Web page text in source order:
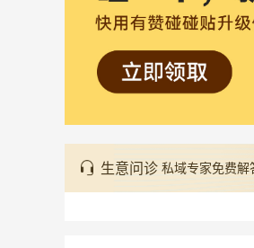
生意问诊 私域专家免费解